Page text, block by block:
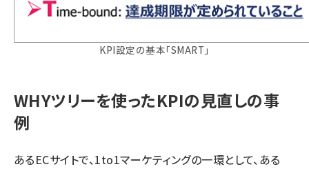
KPI設定の基本「SMART」
WHYツリーを使ったKPIの見直しの事
例
あるECサイトで、1to1マーケティングの一環として、ある